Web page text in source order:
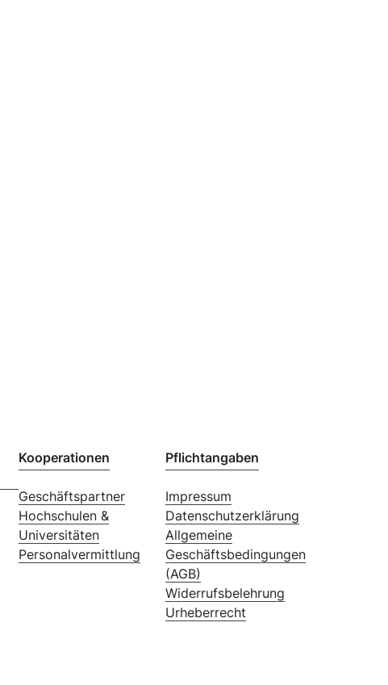
Kooperationen
Geschäftspartner
Hochschulen &
Universitäten
Personalvermittlung
Pflichtangaben
Impressum
Datenschutzerklärung
Allgemeine
Geschäftsbedingungen
(AGB)
Widerrufsbelehrung
Urheberrecht